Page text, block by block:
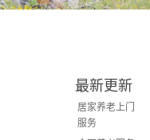
最新更新
居家养老上门
服务